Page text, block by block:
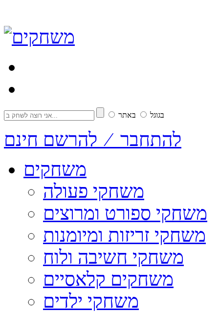
בגוגל באתר
להתחבר ⁄ להרשם חינם
משחקים
משחקי פעולה
משחקי ספורט ומרוצים
משחקי זריזות ומיומנות
משחקי חשיבה ולוח
משחקים קלאסיים
משחקי ילדים